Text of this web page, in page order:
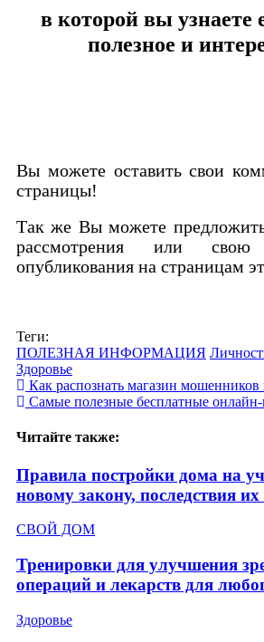
в которой вы узнаете
полезное и
Вы можете оставить свои
страницы!
Так же Вы можете
рассмотрения или
опубликования на страницам
Теги:
ПОЛЕЗНАЯ ИНФОРМАЦИЯ
Здоровье
Как распознать магазин мошенников
Самые полезные бесплатные
Читайте также:
Правила постройки дома на
новому закону, последствия
СВОЙ ДОМ
Тренировки для улучшения
операций и лекарств для
Здоровье